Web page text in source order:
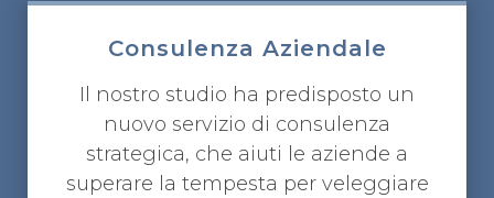
Consulenza Aziendale
Il nostro studio ha predisposto un
nuovo servizio di consulenza
strategica, che aiuti le aziende a
superare la tempesta per veleggiare